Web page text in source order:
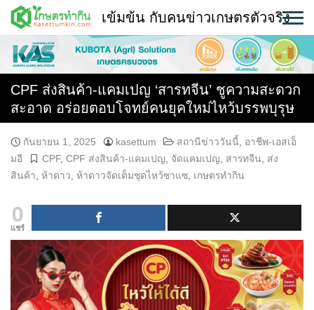
Skip
content
พืช
หน้าแรก
แวดวงเกษตร
ใคร ทำอะไร ที่ไหน
สถานีข่าววันนี้
เข้มข้น กับคนข่าวเกษตรตัวจริง
CPF ส่งสินค้า-แคมเปญ ‘สารทจีน’ ชูความสะดวก
สะอาด อร่อยตอบโจทย์คนยุคใหม่ไหว้บรรพบุรุษ
กันยายน 1, 2025 kasettum สถานีข่าววันนี้, อาชีพ-เอสเอ็
มอี
CPF, CPF ส่งสินค้า-แคมเปญ, จัดแคมเปญ, สารทจีน, ส่ง
สินค้า, ห้าดาว, ห้าดาวจัดเต็มชุดไหว้ซาแซ, เกษตรทำกิน
0
แชร์